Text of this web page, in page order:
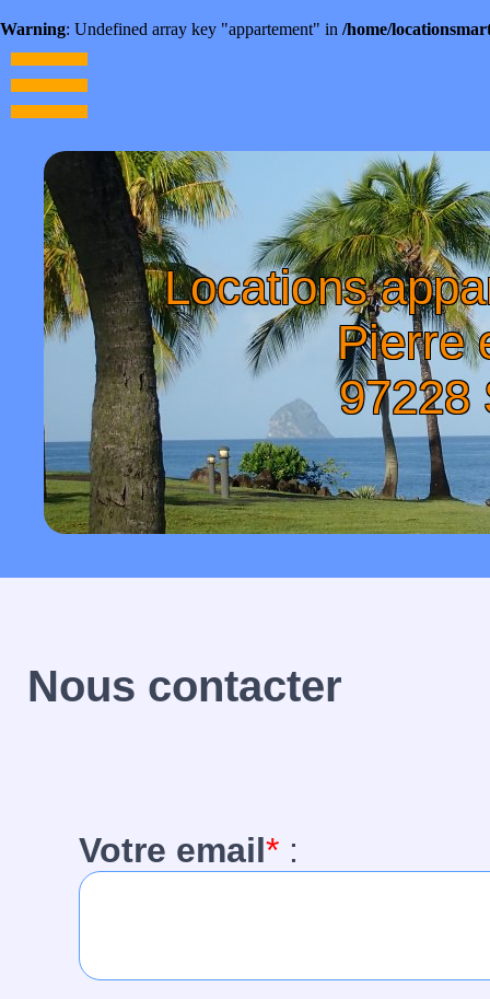
Warning: Undefined array key "appartement" in /home/
Locations
Pierre
97228
Nous contacter
Votre email*: